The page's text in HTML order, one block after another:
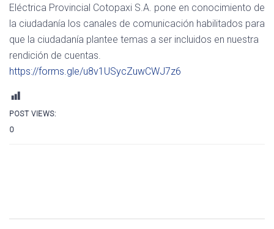
Eléctrica Provincial Cotopaxi S.A. pone en conocimiento de
la ciudadanía los canales de comunicación habilitados para
que la ciudadanía plantee temas a ser incluidos en nuestra
rendición de cuentas.
https://forms.gle/u8v1USycZuwCWJ7z6
POST VIEWS:
0